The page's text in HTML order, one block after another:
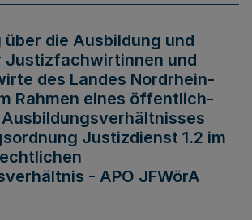
die Ausbildung und
Justizfachwirtinnen und
des Landes Nordrhein-
Rahmen eines öffentlich-
Justizdienst 1.2 im
- APO JFWörA